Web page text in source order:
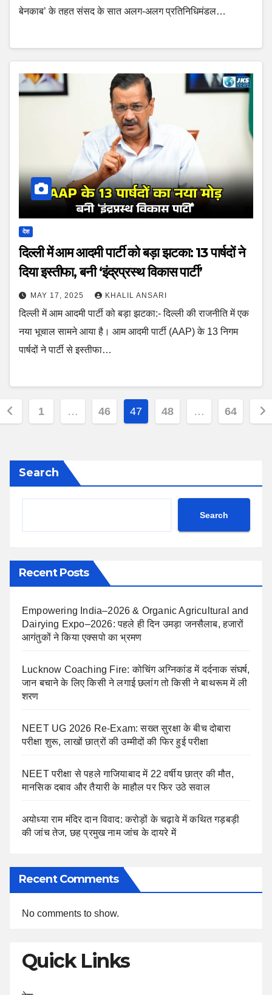
बेनकाब’ के तहत संसद के सात अलग-अलग प्रतिनिधिमंडल…
देश
दिल्ली में आम आदमी पार्टी को बड़ा झटका: 13 पार्षदों ने
दिया इस्तीफा, बनी ‘इंद्रप्रस्थ विकास पार्टी’
MAY 17, 2025 KHALIL ANSARI
दिल्ली में आम आदमी पार्टी को बड़ा झटका:- दिल्ली की राजनीति में एक
नया भूचाल सामने आया है। आम आदमी पार्टी (AAP) के 13 निगम
पार्षदों ने पार्टी से इस्तीफा…
1 … 46 47 48 … 64
Search
Search
Recent Posts
Empowering India–2026 & Organic Agricultural and
Dairying Expo–2026: पहले ही दिन उमड़ा जनसैलाब, हजारों
आगंतुकों ने किया एक्सपो का भ्रमण
Lucknow Coaching Fire: कोचिंग अग्निकांड में दर्दनाक संघर्ष,
जान बचाने के लिए किसी ने लगाई छलांग तो किसी ने बाथरूम में ली
शरण
NEET UG 2026 Re-Exam: सख्त सुरक्षा के बीच दोबारा
परीक्षा शुरू, लाखों छात्रों की उम्मीदों की फिर हुई परीक्षा
NEET परीक्षा से पहले गाजियाबाद में 22 वर्षीय छात्र की मौत,
मानसिक दबाव और तैयारी के माहौल पर फिर उठे सवाल
अयोध्या राम मंदिर दान विवाद: करोड़ों के चढ़ावे में कथित गड़बड़ी
की जांच तेज, छह प्रमुख नाम जांच के दायरे में
Recent Comments
No comments to show.
Quick Links